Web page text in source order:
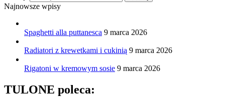
Najnowsze wpisy
Spaghetti alla puttanesca 9 marca 2026
Radiatori z krewetkami i cukinią 9 marca 2026
Rigatoni w kremowym sosie 9 marca 2026
TULONE poleca: